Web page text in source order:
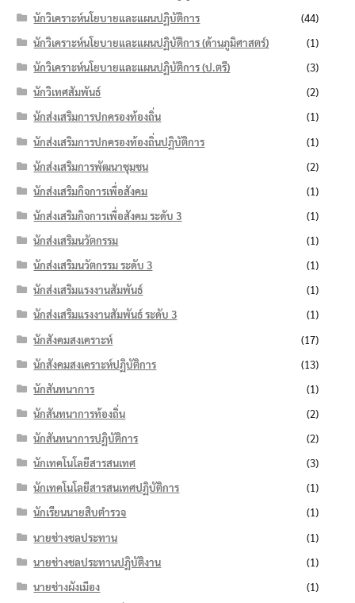
นักวิเคราะห์นโยบายและแผนปฏิบัติการ
(44)
นักวิเคราะห์นโยบายและแผนปฏิบัติการ (ด้านภูมิศาสตร์)
(1)
นักวิเคราะห์นโยบายและแผนปฏิบัติการ (ป.ตรี)
(3)
นักวิเทศสัมพันธ์
(2)
นักส่งเสริมการปกครองท้องถิ่น
(1)
นักส่งเสริมการปกครองท้องถิ่นปฏิบัติการ
(1)
นักส่งเสริมการพัฒนาชุมชน
(2)
นักส่งเสริมกิจการเพื่อสังคม
(1)
นักส่งเสริมกิจการเพื่อสังคม ระดับ 3
(1)
นักส่งเสริมนวัตกรรม
(1)
นักส่งเสริมนวัตกรรม ระดับ 3
(1)
นักส่งเสริมแรงงานสัมพันธ์
(1)
นักส่งเสริมแรงงานสัมพันธ์ ระดับ 3
(1)
นักสังคมสงเคราะห์
(17)
นักสังคมสงเคราะห์ปฏิบัติการ
(13)
นักสันทนาการ
(1)
นักสันทนาการท้องถิ่น
(2)
นักสันทนาการปฏิบัติการ
(2)
นักเทคโนโลยีสารสนเทศ
(3)
นักเทคโนโลยีสารสนเทศปฏิบัติการ
(1)
นักเรียนนายสิบตำรวจ
(1)
นายช่างชลประทาน
(1)
นายช่างชลประทานปฏิบัติงาน
(1)
นายช่างผังเมือง
(1)